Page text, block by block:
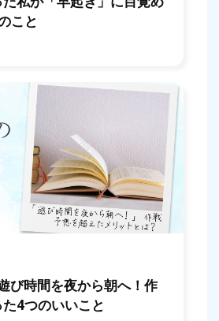
こと
び時間を夜から朝へ！作
4つのいいこと